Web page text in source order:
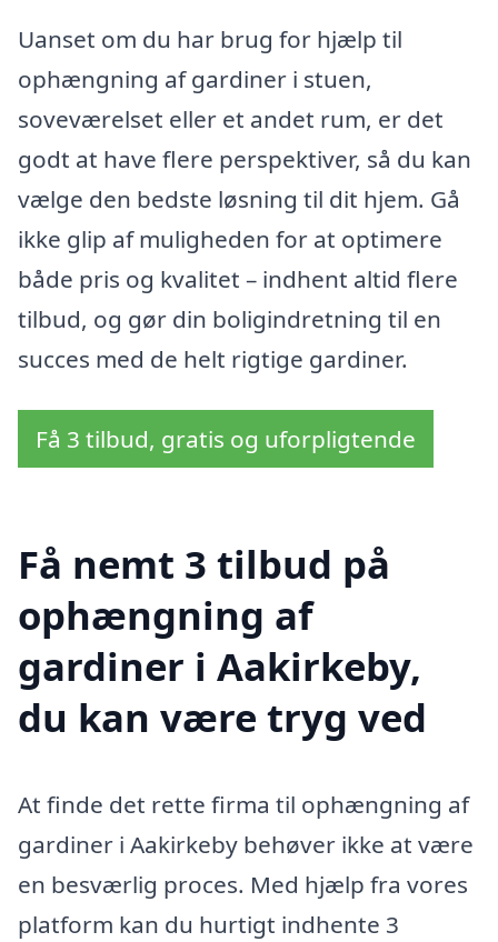
Uanset om du har brug for hjælp til
ophængning af gardiner i stuen,
soveværelset eller et andet rum, er det
godt at have flere perspektiver, så du kan
vælge den bedste løsning til dit hjem. Gå
ikke glip af muligheden for at optimere
både pris og kvalitet – indhent altid flere
tilbud, og gør din boligindretning til en
succes med de helt rigtige gardiner.
Få 3 tilbud, gratis og uforpligtende
Få nemt 3 tilbud på
ophængning af
gardiner i Aakirkeby,
du kan være tryg ved
At finde det rette firma til ophængning af
gardiner i Aakirkeby behøver ikke at være
en besværlig proces. Med hjælp fra vores
platform kan du hurtigt indhente 3